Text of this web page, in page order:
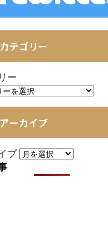
カテゴリー
ー
アーカイブ
ブ